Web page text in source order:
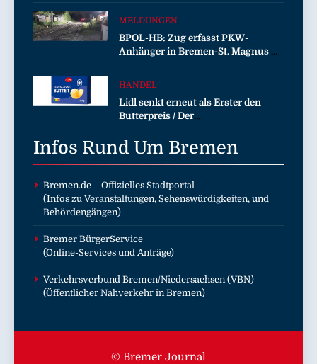
MELDUNGEN
BPOL-HB: Zug erfasst PKW-
Anhänger in Bremen-St. Magnus –
Bundespolizei sucht Zeugen!
HANDEL
Lidl senkt erneut als Erster den
Butterpreis / Der
sinkende Rohstoffpreise
konsequent an die Kunden weiter
Infos Rund Um Bremen
Bremen.de – Offizielles Stadtportal
(Infos zu Veranstaltungen, Sehenswürdigkeiten, und
Behördengängen)
Bremer BürgerService
(Online-Services und Anträge)
Verkehrsverbund Bremen/Niedersachsen (VBN)
(Öffentlicher Nahverkehr in Bremen)
© Bremer Journal